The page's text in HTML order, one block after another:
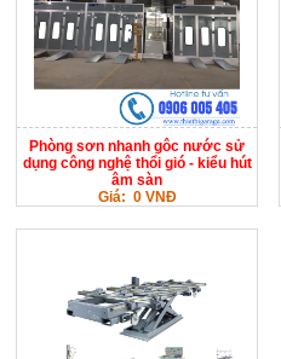
Phòng sơn nhanh gôc nước sử
dụng công nghệ thổi gió - kiểu hút
âm sàn
Giá: 0 VNĐ